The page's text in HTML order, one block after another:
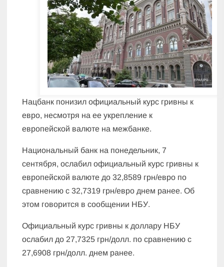
Нацбанк понизил официальный курс гривны к
евро, несмотря на ее укрепление к
европейской валюте на межбанке.
Национальный банк на понедельник, 7
сентября, ослабил официальный курс гривны к
европейской валюте до 32,8589 грн/евро по
сравнению с 32,7319 грн/евро днем ранее. Об
этом говорится в сообщении НБУ.
Официальный курс гривны к доллару НБУ
ослабил до 27,7325 грн/долл. по сравнению с
27,6908 грн/долл. днем ранее.